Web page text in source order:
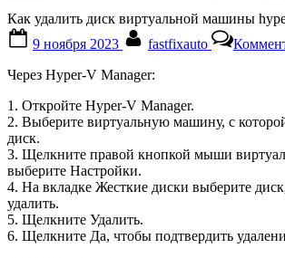
Как удалить диск виртуальной машины
on
9 ноября 2023 fastfixauto
Через Hyper-V Manager:
1. Откройте Hyper-V Manager.
2. Выберите виртуальную машину, с
диск.
3. Щелкните правой кнопкой мыши
выберите Настройки.
4. На вкладке Жесткие диски выберите
удалить.
5. Щелкните Удалить.
6. Щелкните Да, чтобы подтвердить